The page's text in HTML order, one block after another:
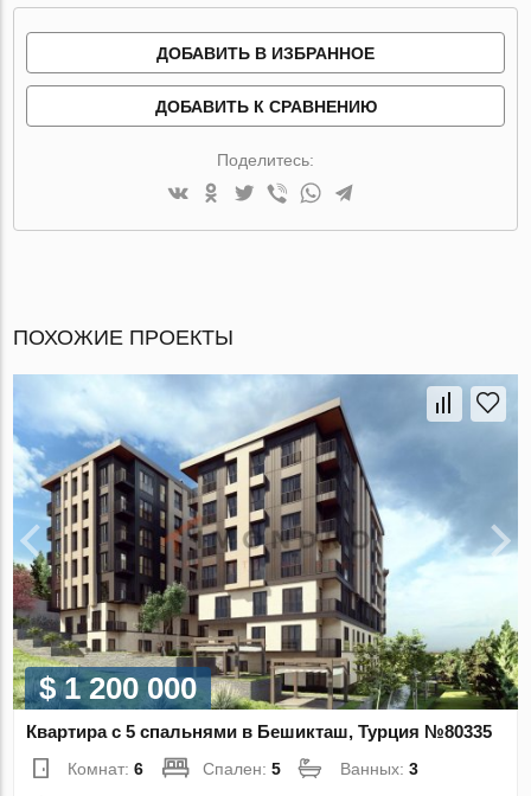
ДОБАВИТЬ В ИЗБРАННОЕ
ДОБАВИТЬ К СРАВНЕНИЮ
Поделитесь:
ПОХОЖИЕ ПРОЕКТЫ
$ 1 200 000
Квартира с 5 спальнями в Бешикташ, Турция №80335
Комнат:6 Спален:5 Ванных:3